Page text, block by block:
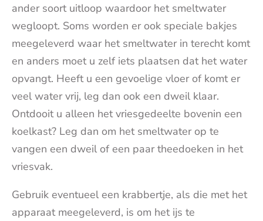
ander soort uitloop waardoor het smeltwater
wegloopt. Soms worden er ook speciale bakjes
meegeleverd waar het smeltwater in terecht komt
en anders moet u zelf iets plaatsen dat het water
opvangt. Heeft u een gevoelige vloer of komt er
veel water vrij, leg dan ook een dweil klaar.
Ontdooit u alleen het vriesgedeelte bovenin een
koelkast? Leg dan om het smeltwater op te
vangen een dweil of een paar theedoeken in het
vriesvak.
Gebruik eventueel een krabbertje, als die met het
apparaat meegeleverd, is om het ijs te